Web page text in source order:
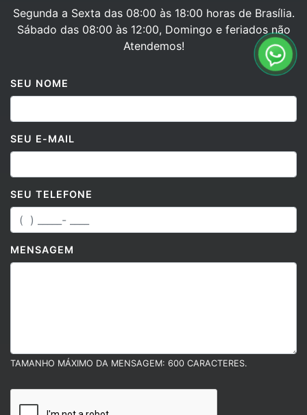
Segunda a Sexta das 08:00 às 18:00 horas de Brasília.
Sábado das 08:00 às 12:00, Domingo e feriados não
Atendemos!
SEU NOME
SEU E-MAIL
SEU TELEFONE
MENSAGEM
TAMANHO MÁXIMO DA MENSAGEM: 600 CARACTERES.